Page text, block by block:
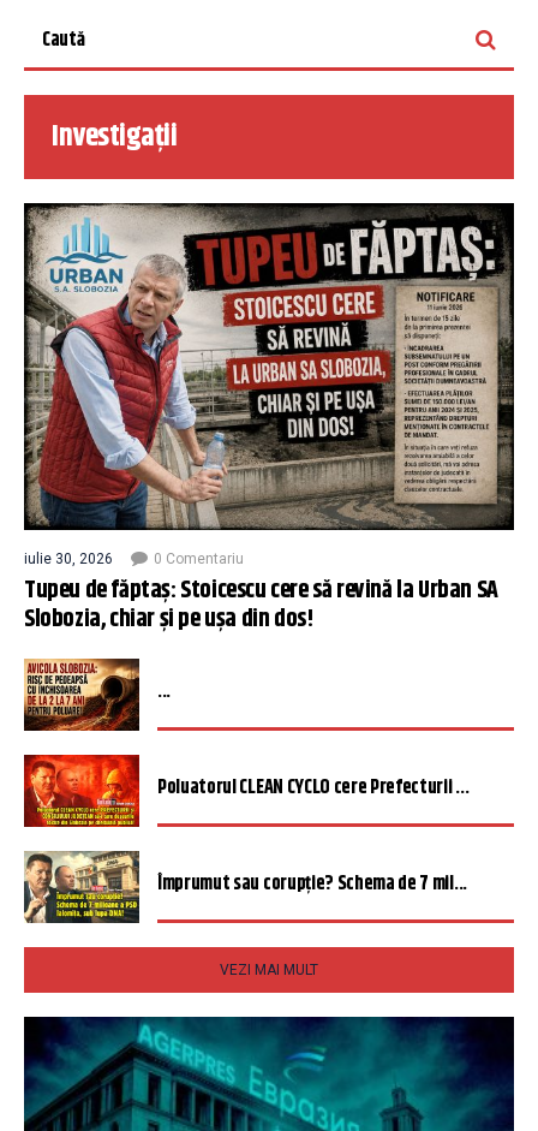
Investigații
iulie 30, 2026 0 Comentariu
Tupeu de făptaș: Stoicescu cere să revină la Urban SA
Slobozia, chiar și pe ușa din dos!
...
Poluatorul CLEAN CYCLO cere Prefecturii ...
Împrumut sau corupție? Schema de 7 mil...
VEZI MAI MULT